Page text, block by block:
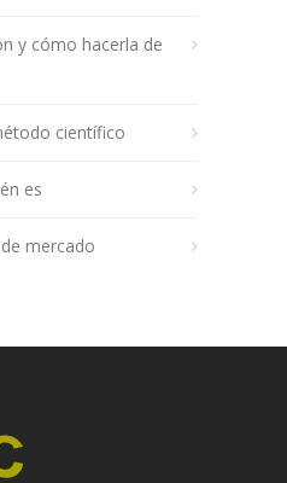
y cómo hacerla de
científico
es
mercado